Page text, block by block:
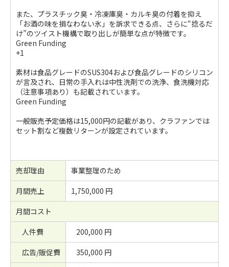
また、プラスチック臭・冷凍庫臭・カルキ臭の付着を抑え
「お酒の味を損なわない氷」を訴求できる点、さらに“捻るだ
け”のツイスト機構で取り出しが簡単な点が特徴です。
Green Funding
+1
素材は食品グレードのSUS304および食品グレードのシリコン
が言及され、日常の手入れは中性洗剤での洗浄、食洗機対応
（注意事項あり）も記載されています。
Green Funding
一般販売予定価格は15,000円の記載があり、クラファンでは
セット割など複数リターンが設定されています。
売却理由
事業整理のため
月間売上
1,750,000 円
月間コスト
人件費
200,000 円
広告/販促費
350,000 円